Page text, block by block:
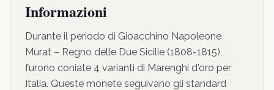
Informazioni
Durante il periodo di Gioacchino Napoleone
Murat – Regno delle Due Sicilie (1808-1815),
furono coniate 4 varianti di Marenghi d'oro per
Italia. Queste monete seguivano gli standard